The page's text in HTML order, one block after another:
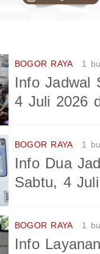
BOGOR RAYA 1
Info Jadwal
4 Juli 2026
BOGOR RAYA 1
Info Dua
Sabtu, 4
BOGOR RAYA 1
Info